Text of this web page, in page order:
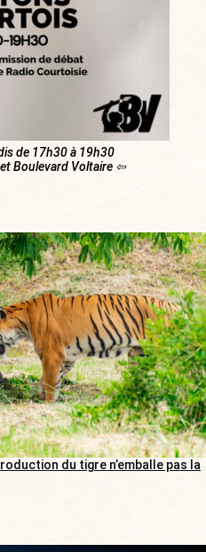
de 17h30 à 19h30
Boulevard Voltaire ⇦
du tigre n’emballe pas la